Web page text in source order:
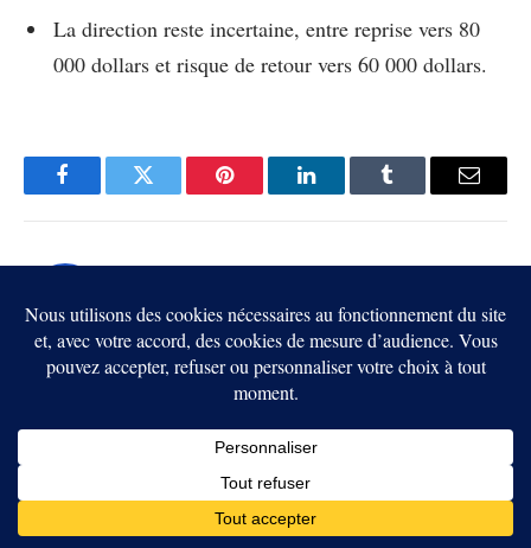
La direction reste incertaine, entre reprise vers 80
000 dollars et risque de retour vers 60 000 dollars.
FacebookTwitter Pinterest LinkedInTumblr Email
Guy Gomezestanalyste et journaliste spécialisé en
cryptomonnaies chez BrefCrypto. Ses articles se
distinguent par unelecture experte des marchés
rapports de force macro-économiques. Il analyse avec
évaluant leur impact concret sur Bitcoin, les altcoins et
l’adoption institutionnelle. Guy Gomez accorde une